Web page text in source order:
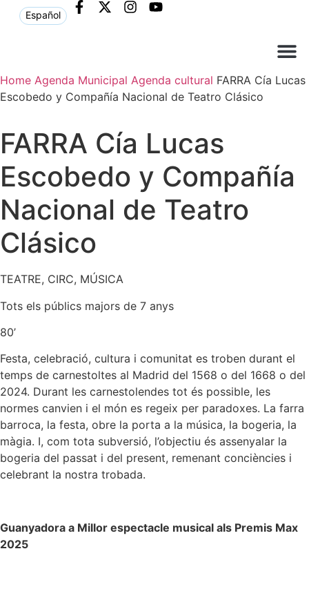
Español
Home Agenda Municipal Agenda cultural FARRA Cía Lucas
Escobedo y Compañía Nacional de Teatro Clásico
FARRA Cía Lucas
Escobedo y Compañía
Nacional de Teatro
Clásico
TEATRE, CIRC, MÚSICA
Tots els públics majors de 7 anys
80’
Festa, celebració, cultura i comunitat es troben durant el
temps de carnestoltes al Madrid del 1568 o del 1668 o del
2024. Durant les carnestolendes tot és possible, les
normes canvien i el món es regeix per paradoxes. La farra
barroca, la festa, obre la porta a la música, la bogeria, la
màgia. I, com tota subversió, l’objectiu és assenyalar la
bogeria del passat i del present, remenant conciències i
celebrant la nostra trobada.
Guanyadora a Millor espectacle musical als Premis Max
2025